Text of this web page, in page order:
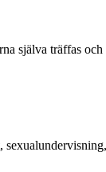
själva träffas